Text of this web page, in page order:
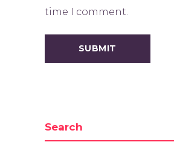
time I comment.